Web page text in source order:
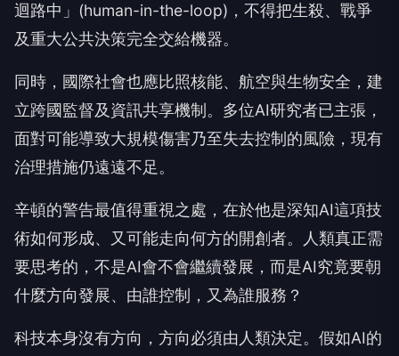
迴路中」(human-in-the-loop)，不得把生殺、戰爭
及重大公共決策完全交給機器。
同時，國際社會也應比照核能、航空與生物安全，建
立跨國監督及資訊共享機制。多位AI研究者已主張，
面對可能導致大規模傷害乃至失去控制的風險，現有
治理措施仍遠遠不足。
辛頓的警告最值得重視之處，在於他是深知AI這項技
術如何形成、又可能走向何方的開創者。人類真正需
要思考的，不是AI會不會繼續發展，而是AI究竟要朝
什麼方向發展、由誰控制，又為誰服務？
科技本身沒有方向，方向必須由人類決定。假如AI的